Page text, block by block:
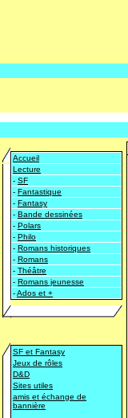
Accueil
Lecture
- SF
- Fantastique
- Fantasy
- Bande dessinées
- Polars
- Philo
- Romans historiques
- Romans
- Théâtre
- Romans jeunesse
-Ados et +
SF et Fantasy
Jeux de rôles
D&D
Sites utiles
amis et échange de
bannière